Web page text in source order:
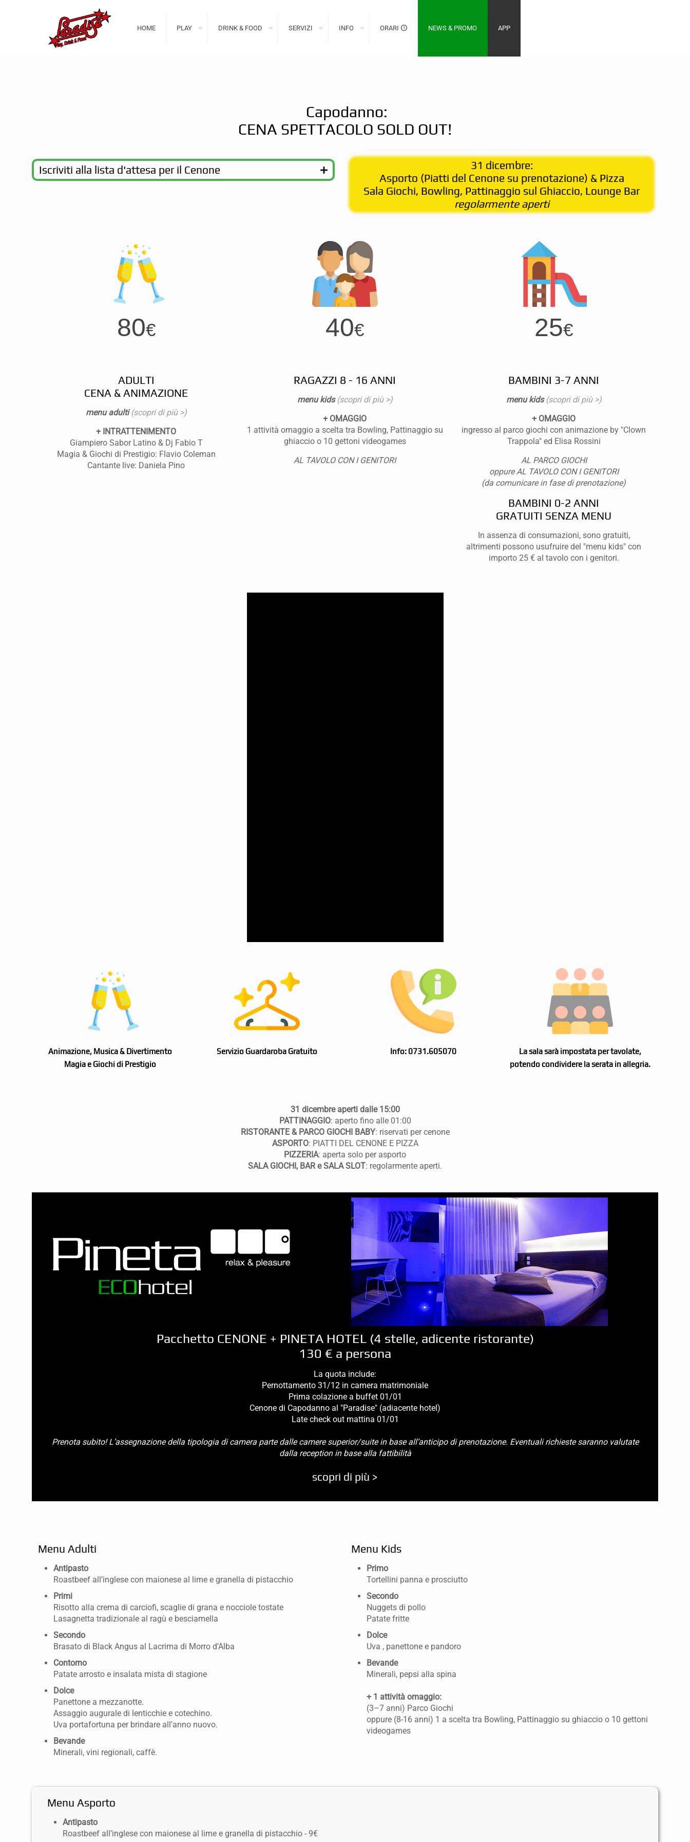
HOME PLAY DRINK & FOOD SERVIZI INFO ORARI NEWS & PROMO APP
Capodanno:
CENA SPETTACOLO SOLD OUT!
Iscriviti alla lista d'attesa per il Cenone
31 dicembre:
Asporto (Piatti del Cenone su prenotazione) & Pizza
Sala Giochi, Bowling, Pattinaggio sul Ghiaccio, Lounge Bar
regolarmente aperti
80€
ADULTI
CENA & ANIMAZIONE
menu adulti(scopri di più >)
+ INTRATTENIMENTO
Giampiero Sabor Latino & Dj Fabio T
Magia & Giochi di Prestigio: Flavio Coleman
Cantante live: Daniela Pino
40€
RAGAZZI 8 - 16 ANNI
menu kids(scopri di più >)
+ OMAGGIO
1 attività omaggio a scelta tra Bowling, Pattinaggio su
ghiaccio o 10 gettoni videogames
AL TAVOLO CON I GENITORI
25€
BAMBINI 3-7 ANNI
menu kids (scopri di più >)
+ OMAGGIO
ingresso al parco giochi con animazione by "Clown
Trappola" ed Elisa Rossini
AL PARCO GIOCHI
oppure AL TAVOLO CON I GENITORI
(da comunicare in fase di prenotazione)
BAMBINI 0-2 ANNI
GRATUITI SENZA MENU
In assenza di consumazioni, sono gratuiti,
altrimenti possono usufruire del "menu kids" con
importo 25 € al tavolo con i genitori.
Animazione, Musica & Divertimento
Magia e Giochi di Prestigio
Servizio Guardaroba Gratuito Info: 0731.605070
La sala sarà impostata per tavolate,
potendo condividere la serata in allegria.
31 dicembre aperti dalle 15:00
PATTINAGGIO: aperto fino alle 01:00
RISTORANTE & PARCO GIOCHI BABY: riservati per cenone
ASPORTO: PIATTI DEL CENONE E PIZZA
PIZZERIA: aperta solo per asporto
SALA GIOCHI, BAR e SALA SLOT: regolarmente aperti.
Pacchetto CENONE + PINETA HOTEL (4 stelle, adicente ristorante)
130 € a persona
La quota include:
Pernottamento 31/12 in camera matrimoniale
Prima colazione a buffet 01/01
Cenone di Capodanno al "Paradise" (adiacente hotel)
Late check out mattina 01/01
Prenota subito! L’assegnazione della tipologia di camera parte dalle camere superior/suite in base all’anticipo di prenotazione. Eventuali richieste saranno valutate
dalla reception in base alla fattibilità
scopri di più >
Menu Adulti
Antipasto
Roastbeef all’inglese con maionese al lime e granella di pistacchio
Primi
Risotto alla crema di carciofi, scaglie di grana e nocciole tostate
Lasagnetta tradizionale al ragù e besciamella
Secondo
Brasato di Black Angus al Lacrima di Morro d’Alba
Contorno
Patate arrosto e insalata mista di stagione
Dolce
Panettone a mezzanotte.
Assaggio augurale di lenticchie e cotechino.
Uva portafortuna per brindare all’anno nuovo.
Bevande
Minerali, vini regionali, caffè.
Menu Kids
Primo
Tortellini panna e prosciutto
Secondo
Nuggets di pollo
Patate fritte
Dolce
Uva , panettone e pandoro
Bevande
Minerali, pepsi alla spina
+ 1 attività omaggio:
(3–7 anni) Parco Giochi
oppure (8-16 anni) 1 a scelta tra Bowling, Pattinaggio su ghiaccio o 10 gettoni
videogames
Menu Asporto
Antipasto
Roastbeef all’inglese con maionese al lime e granella di pistacchio - 9€